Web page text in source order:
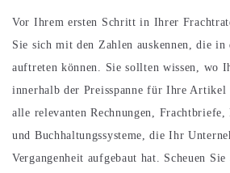
Vor Ihrem ersten Schritt in Ihrer
Sie sich mit den Zahlen auskennen, die in
auftreten können. Sie sollten wissen, wo
innerhalb der Preisspanne für Ihre
alle relevanten Rechnungen,
und Buchhaltungssysteme, die Ihr
Vergangenheit aufgebaut hat. Scheuen